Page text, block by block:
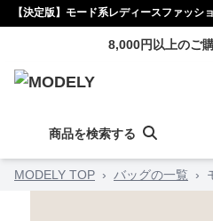
【決定版】モード系レディースファッ
8,000円以上のご
商品を検索する
MODELY TOP › バッグの一覧 ›